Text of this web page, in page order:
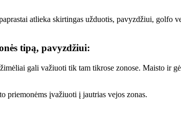
atlieka skirtingas užduotis, pavyzdžiui, golfo
tipą, pavyzdžiui:
gali važiuoti tik tam tikrose zonose. Maisto ir
priemonėms įvažiuoti į jautrias vejos zonas.